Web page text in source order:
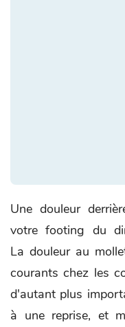
Une douleur
votre footing du
La douleur au
courants chez les
d'autant plus
à une reprise, et